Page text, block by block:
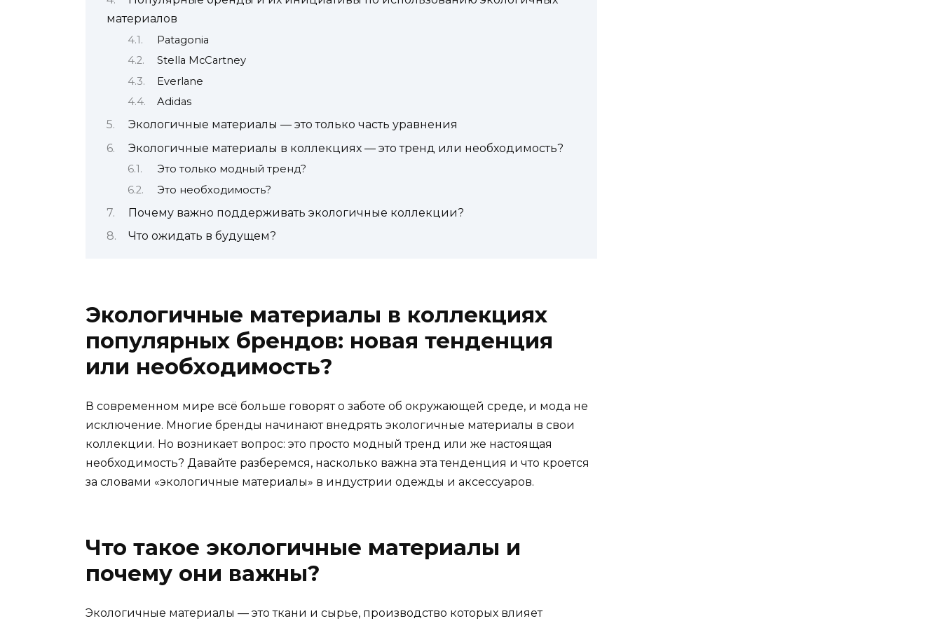
материалов
Patagonia
Stella McCartney
Everlane
Adidas
Экологичные материалы — это только часть уравнения
Экологичные материалы в коллекциях — это тренд или необходимость?
Это только модный тренд?
Это необходимость?
Почему важно поддерживать экологичные коллекции?
Что ожидать в будущем?
Экологичные материалы в коллекциях
популярных брендов: новая тенденция
или необходимость?
В современном мире всё больше говорят о заботе об окружающей среде, и мода не
исключение. Многие бренды начинают внедрять экологичные материалы в свои
коллекции. Но возникает вопрос: это просто модный тренд или же настоящая
необходимость? Давайте разберемся, насколько важна эта тенденция и что кроется
за словами «экологичные материалы» в индустрии одежды и аксессуаров.
Что такое экологичные материалы и
почему они важны?
Экологичные материалы — это ткани и сырье, производство которых влияет